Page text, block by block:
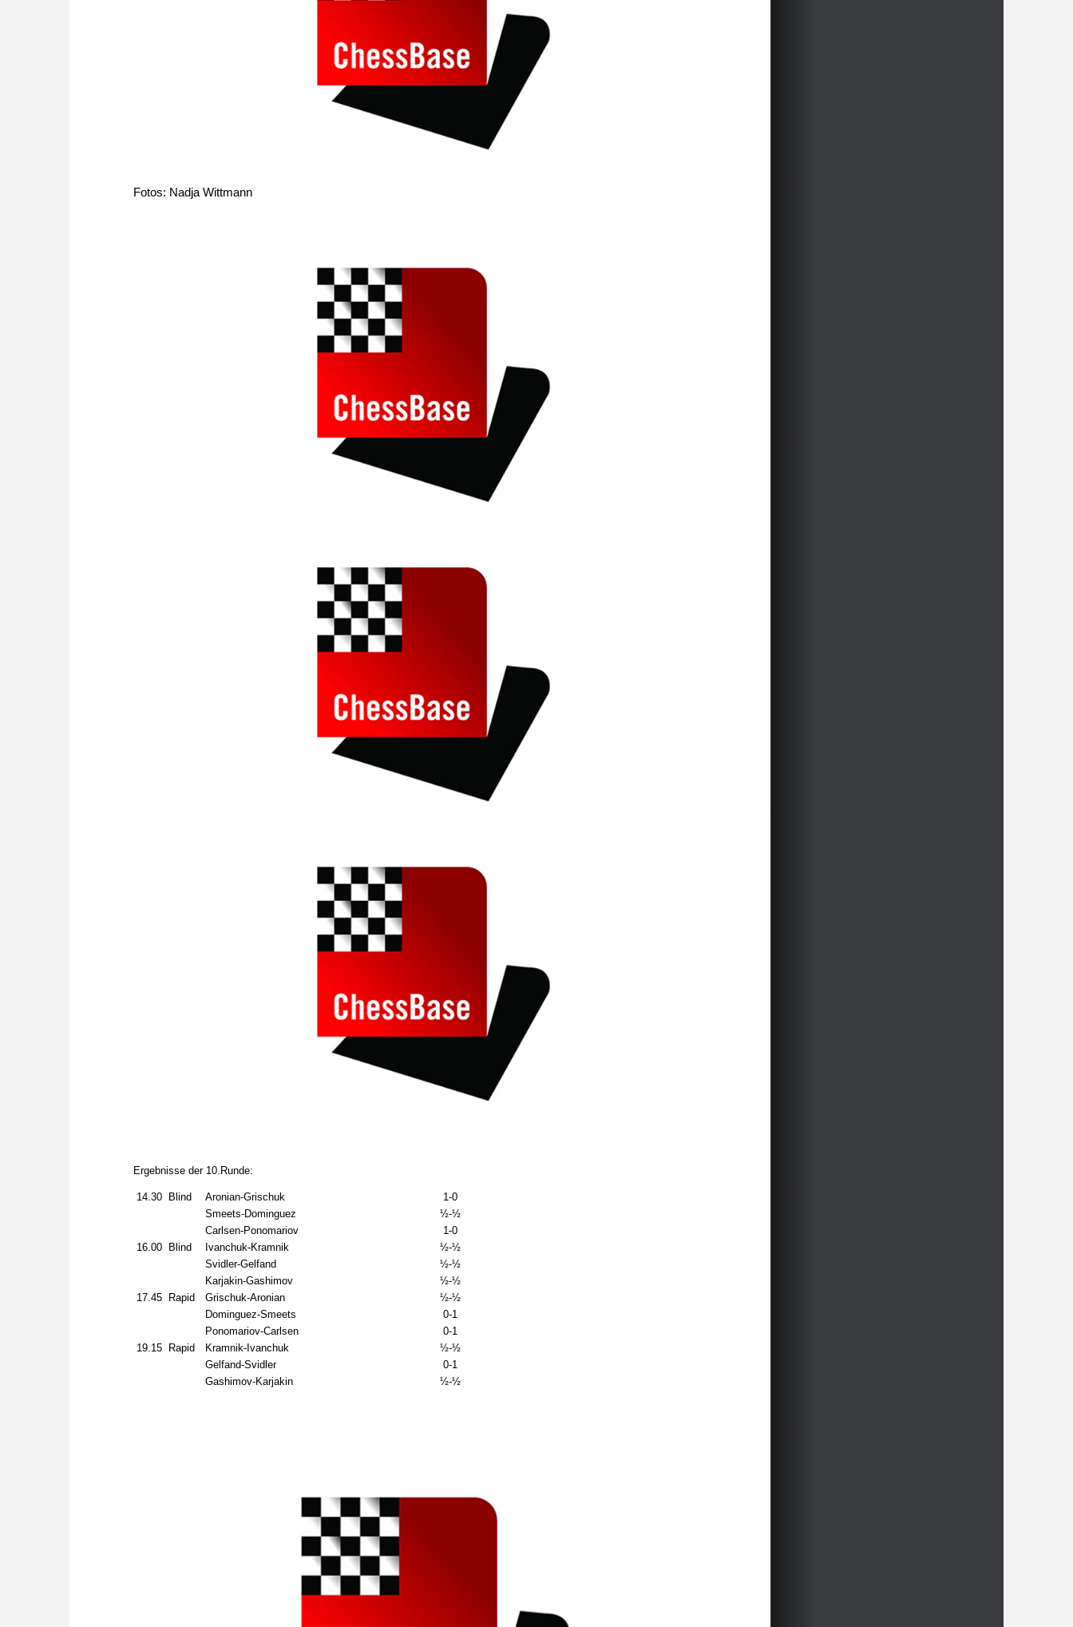
Fotos: Nadja Wittmann
Ergebnisse der 10.Runde:
14.30 Blind Aronian-Grischuk
1-0
Smeets-Dominguez
½-½
Carlsen-Ponomariov
1-0
16.00
Blind Ivanchuk-Kramnik
½-½
Svidler-Gelfand
½-½
Karjakin-Gashimov
½-½
17.45
Rapid Grischuk-Aronian
½-½
Dominguez-Smeets
0-1
Ponomariov-Carlsen
0-1
19.15
Rapid Kramnik-Ivanchuk
½-½
Gelfand-Svidler
0-1
Gashimov-Karjakin
½-½